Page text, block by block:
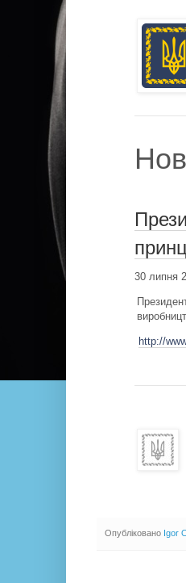
30 липня
http://
Опубліковано Igor